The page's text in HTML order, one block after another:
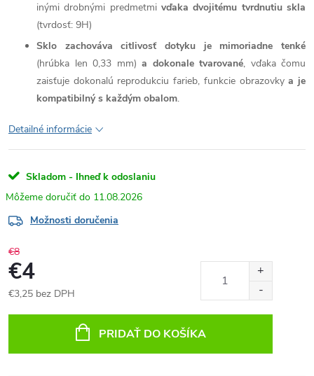
inými drobnými predmetmivďaka dvojitému tvrdnutiu skla
(tvrdosť: 9H)
Sklo zachováva citlivosť dotyku je mimoriadne tenké
(hrúbka len 0,33 mm) a dokonale tvarované, vďaka čomu
zaisťuje dokonalú reprodukciu farieb, funkcie obrazovkya je
kompatibilný s každým obalom.
Detailné informácie
Skladom - Ihneď k odoslaniu
11.08.2026
Možnosti doručenia
€8
€4
€3,25 bez DPH
PRIDAŤ DO KOŠÍKA